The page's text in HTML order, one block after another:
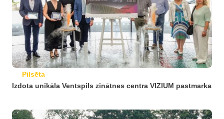
Pilsēta
Izdota unikāla Ventspils zinātnes centra VIZIUM pastmarka